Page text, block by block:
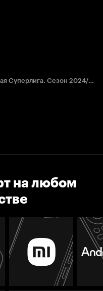
Футбол, Турецкая Суперлига. Сезон 2024/25
на любом